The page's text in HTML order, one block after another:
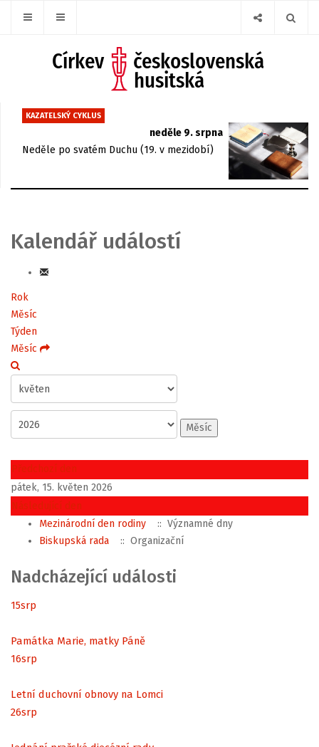
KAZATELSKÝ CYKLUS
neděle 9. srpna
Neděle po svatém Duchu (19. v mezidobí)
Kalendář událostí
Rok
Měsíc
Týden
Měsíc
Měsíc
Předchozí den
pátek, 15. květen 2026
Následující den
Mezinárodní den rodiny
:: Významné dny
Biskupská rada
:: Organizační
Nadcházející události
15srp
Památka Marie, matky Páně
16srp
Letní duchovní obnovy na Lomci
26srp